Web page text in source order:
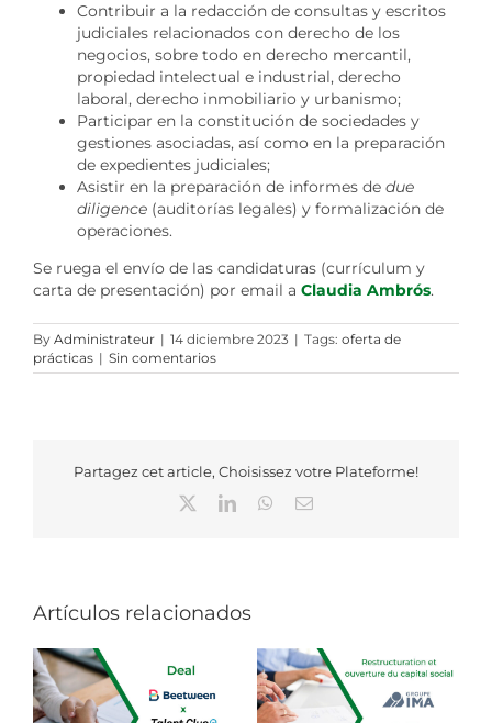
Contribuir a la redacción de consultas y escritos
judiciales relacionados con derecho de los
negocios, sobre todo en derecho mercantil,
propiedad intelectual e industrial, derecho
laboral, derecho inmobiliario y urbanismo;
Participar en la constitución de sociedades y
gestiones asociadas, así como en la preparación
de expedientes judiciales;
Asistir en la preparación de informes de due
diligence (auditorías legales) y formalización de
operaciones.
Se ruega el envío de las candidaturas (currículum y
carta de presentación) por email a Claudia Ambrós.
By Administrateur | 14 diciembre 2023 | Tags: oferta de
prácticas | Sin comentarios
Partagez cet article, Choisissez votre Plateforme!
LinkedInWhatsApp
Correo
Artículos relacionados